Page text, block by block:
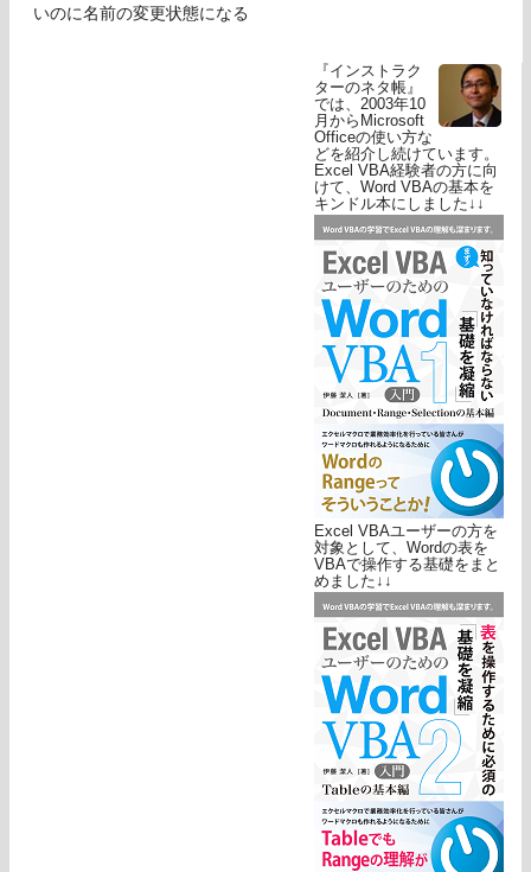
いのに名前の変更状態になる
『インストラク
ターのネタ帳』
では、2003年10
月からMicrosoft
Officeの使い方な
どを紹介し続けています。
Excel VBA経験者の方に向
けて、Word VBAの基本を
キンドル本にしました↓↓
Excel VBAユーザーの方を
対象として、Wordの表を
VBAで操作する基礎をまと
めました↓↓